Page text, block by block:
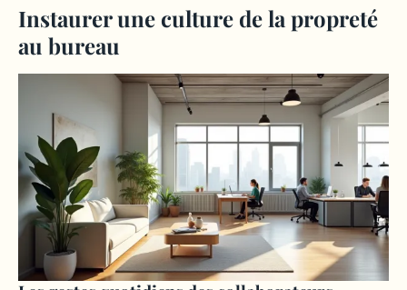
Instaurer une culture de la propreté
au bureau